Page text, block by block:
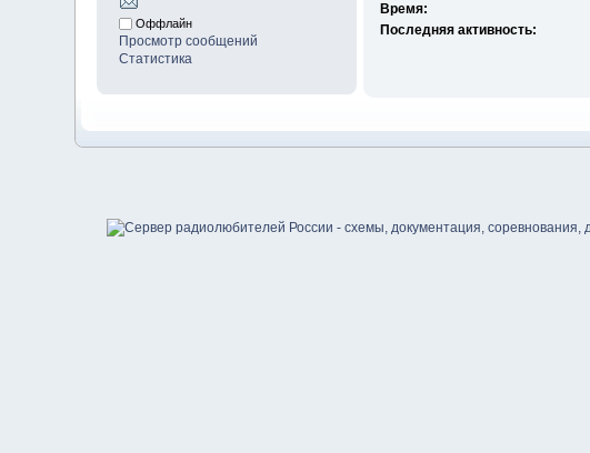
Оффлайн
Просмотр сообщений
Статистика
Время:
Последняя активность: